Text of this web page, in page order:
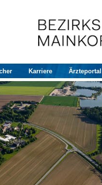
Karriere Ärzteportal